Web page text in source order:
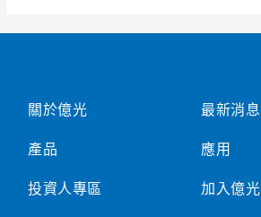
關於億光
產品
投資人專區
最新消息
應用
加入億光